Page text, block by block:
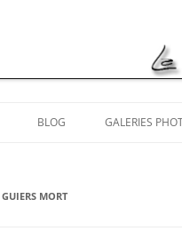
BLOG GALERIES
GUIERS MORT